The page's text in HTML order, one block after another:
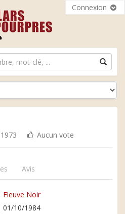
Connexion
1973 Aucun vote
Avis
Fleuve Noir
01/10/1984